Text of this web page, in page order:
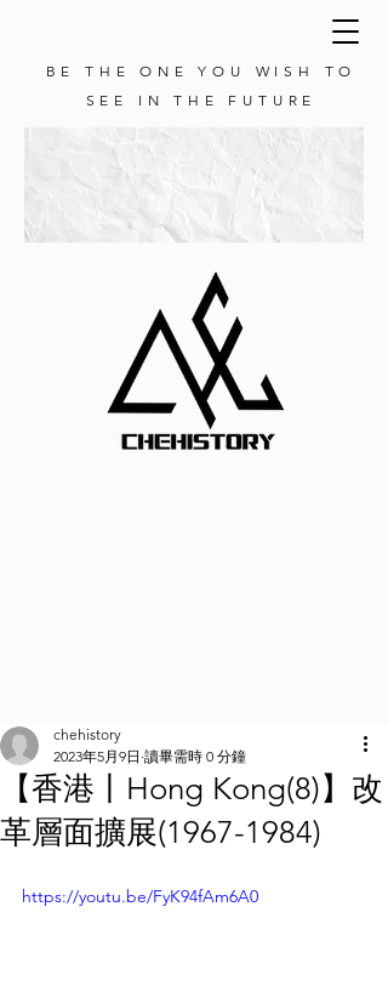
BE THE ONE YOU WISH TO
SEE IN THE FUTURE
【香港丨Hong Kong(8)】改
革層面擴展(1967-1984)
chehistory
2023年5月9日 讀畢需時 0 分鐘
https://youtu.be/FyK94fAm6A0